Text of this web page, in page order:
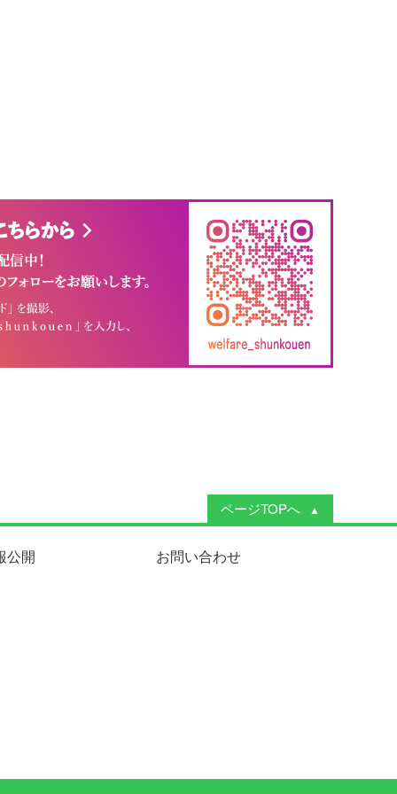
ページTOPへ
公開 お問い合わせ